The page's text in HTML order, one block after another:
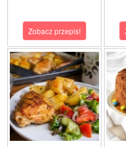
Zobacz przepis!